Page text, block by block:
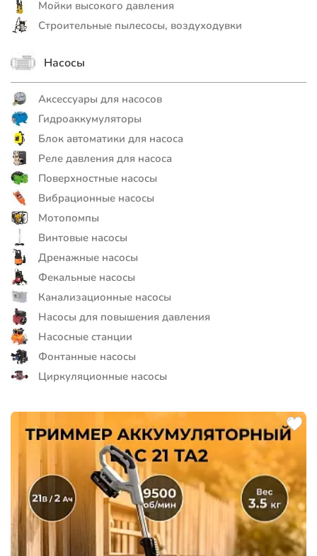
Мойки высокого давления
Строительные пылесосы, воздуходувки
Насосы
Аксессуары для насосов
Гидроаккумуляторы
Блок автоматики для насоса
Реле давления для насоса
Поверхностные насосы
Вибрационные насосы
Мотопомпы
Винтовые насосы
Дренажные насосы
Фекальные насосы
Канализационные насосы
Насосы для повышения давления
Насосные станции
Фонтанные насосы
Циркуляционные насосы